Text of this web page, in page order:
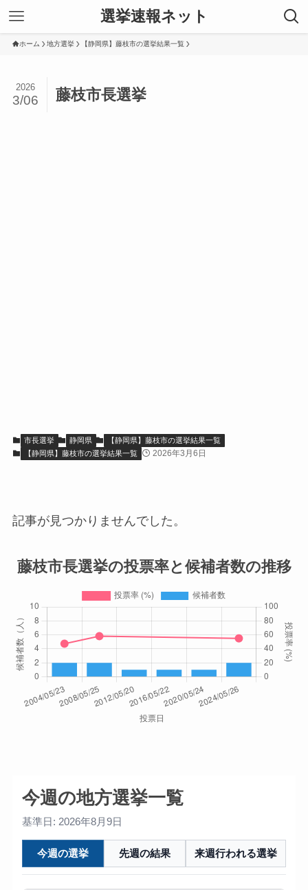
選挙速報ネット
ホーム 地方選挙 【静岡県】藤枝市の選挙結果一覧
藤枝市長選挙
2026
3/06
市長選挙 静岡県
【静岡県】藤枝市の選挙結果一覧
【静岡県】藤枝市の選挙結果一覧
2026年3月6日
記事が見つかりませんでした。
藤枝市長選挙の投票率と候補者数の推移
今週の地方選挙一覧
基準日: 2026年8月9日
今週の選挙 先週の結果 来週行われる選挙